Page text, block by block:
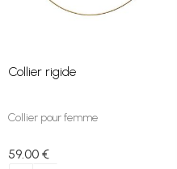
Collier rigide
Collier pour femme
59.00 €